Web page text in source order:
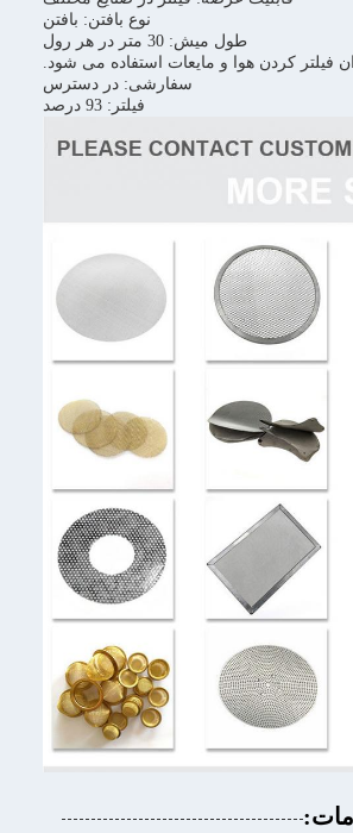
نوع بافتن: بافتن
طول میش: 30 متر در هر رول
فیلتر کردن هوا و مایعات استفاده می شود.
سفارشی: در دسترس
فیلتر: 93 درصد